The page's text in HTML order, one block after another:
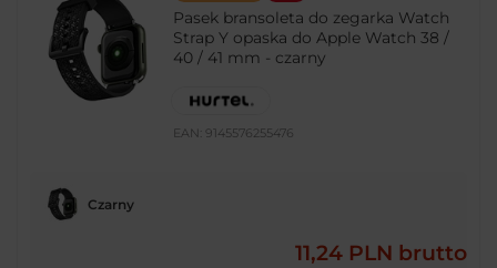
Pasek bransoleta do zegarka Watch
Strap Y opaska do Apple Watch 38 /
40 / 41 mm - czarny
EAN: 9145576255476
Czarny
11,24 PLN brutto